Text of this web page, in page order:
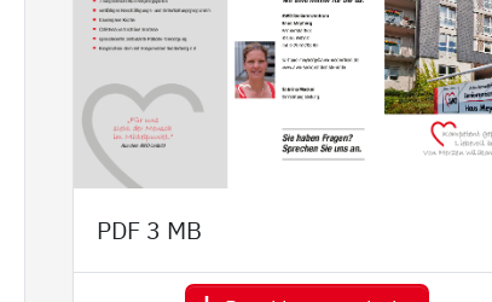
PDF 3 MB